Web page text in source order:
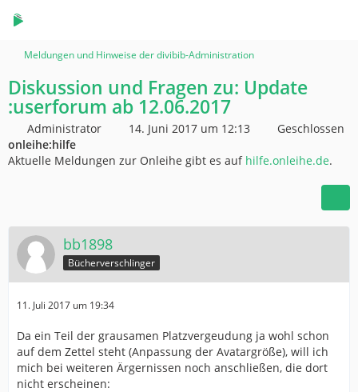
Meldungen und Hinweise der divibib-Administration
Diskussion und Fragen zu: Update
:userforum ab 12.06.2017
Administrator 14. Juni 2017 um 12:13
Geschlossen
onleihe:hilfe
Aktuelle Meldungen zur Onleihe gibt es auf hilfe.onleihe.de.
bb1898
Bücherverschlinger
11. Juli 2017 um 19:34
Da ein Teil der grausamen Platzvergeudung ja wohl schon
auf dem Zettel steht (Anpassung der Avatargröße), will ich
mich bei weiteren Ärgernissen noch anschließen, die dort
nicht erscheinen: